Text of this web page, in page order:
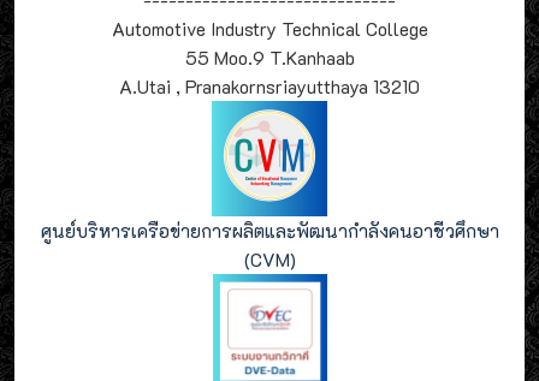
Automotive Industry Technical College
55 Moo.9 T.Kanhaab
A.Utai , Pranakornsriayutthaya 13210
ศูนย์บริหารเครือข่ายการผลิตและพัฒนากำลังคนอาชีวศึกษา
(CVM)